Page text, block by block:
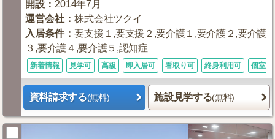
開設 ： 2014年7月
運営会社 ：株式会社ツクイ
入居条件：要支援１,要支援２,要介護１,要介護２,要介護
３,要介護４,要介護５,認知症
新着情報 見学可 高級 即入居可 看取り可 終身利用可 個室あ
資料請求する(無料) 施設見学する(無料)